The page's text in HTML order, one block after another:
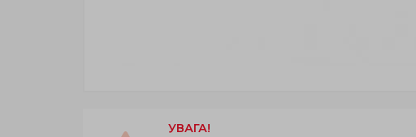
УВАГА!